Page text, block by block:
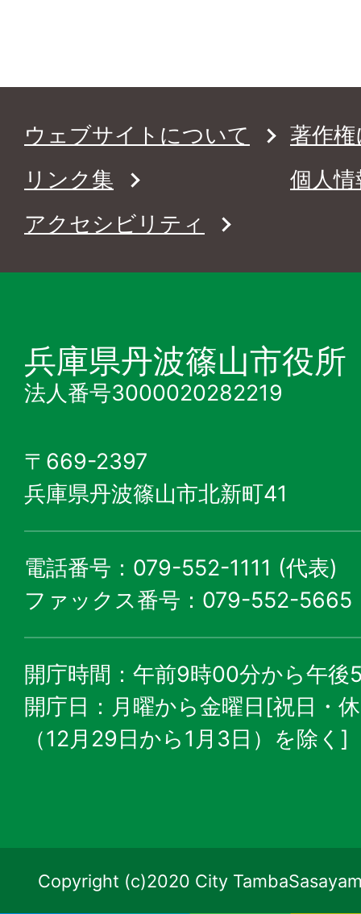
ウェブサイトについて
著作
リンク集
個人
アクセシビリティ
兵庫県丹波篠山市役所
法人番号3000020282219
〒669-2397
兵庫県丹波篠山市北新町41
電話番号：079-552-1111 (代表)
ファックス番号：079-552-5665
開庁時間：午前9時00分から午後
開庁日：月曜から金曜日[祝日・
（12月29日から1月3日）を除く]
Copyright (c)2020 City